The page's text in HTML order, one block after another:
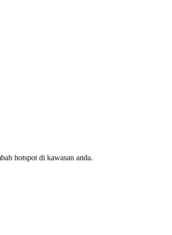
hotspot di kawasan anda.